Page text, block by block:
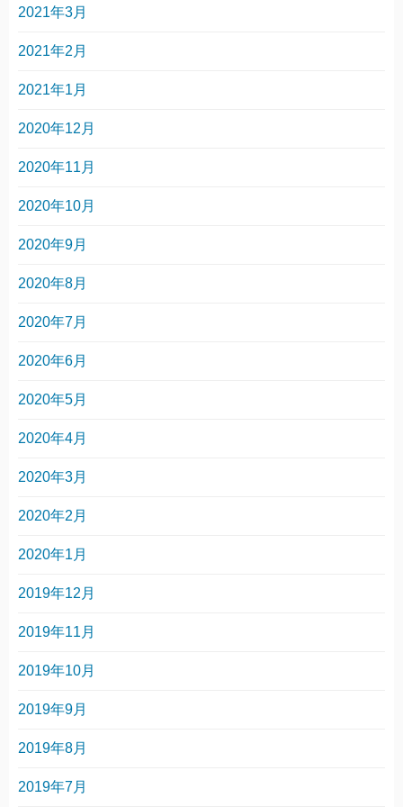
2021年3月
2021年2月
2021年1月
2020年12月
2020年11月
2020年10月
2020年9月
2020年8月
2020年7月
2020年6月
2020年5月
2020年4月
2020年3月
2020年2月
2020年1月
2019年12月
2019年11月
2019年10月
2019年9月
2019年8月
2019年7月